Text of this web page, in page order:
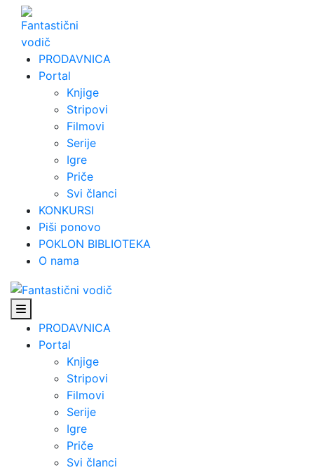
Skip
content
PRODAVNICA
Portal
Knjige
Stripovi
Filmovi
Serije
Igre
Priče
Svi članci
KONKURSI
Piši ponovo
POKLON BIBLIOTEKA
O nama
PRODAVNICA
Portal
Knjige
Stripovi
Filmovi
Serije
Igre
Priče
Svi članci